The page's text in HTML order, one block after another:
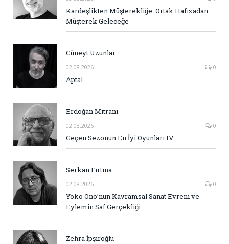
Kardeşlikten Müşterekliğe: Ortak Hafızadan
Müşterek Geleceğe
Cüneyt Uzunlar
02.08.2026 0
Aptal
Erdoğan Mitrani
02.08.2026 0
Geçen Sezonun En İyi Oyunları IV
Serkan Fırtına
02.08.2026 0
Yoko Ono’nun Kavramsal Sanat Evreni ve
Eylemin Saf Gerçekliği
Zehra İpşiroğlu